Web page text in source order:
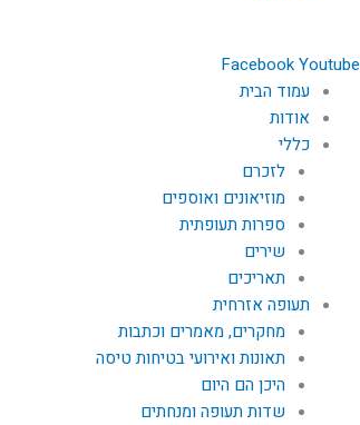
FacebookYoutube
עמוד הבית
אודות
כללי
לזכרם
מוזיאונים ואוספים
ספרות תעופתית
שירים
תאריכים
תעופה אזרחית
מחקרים, מאמרים וכתבות
תאונות ואירועי בטיחות טיסה
היכן הם היום
שדות תעופה ומנחתים